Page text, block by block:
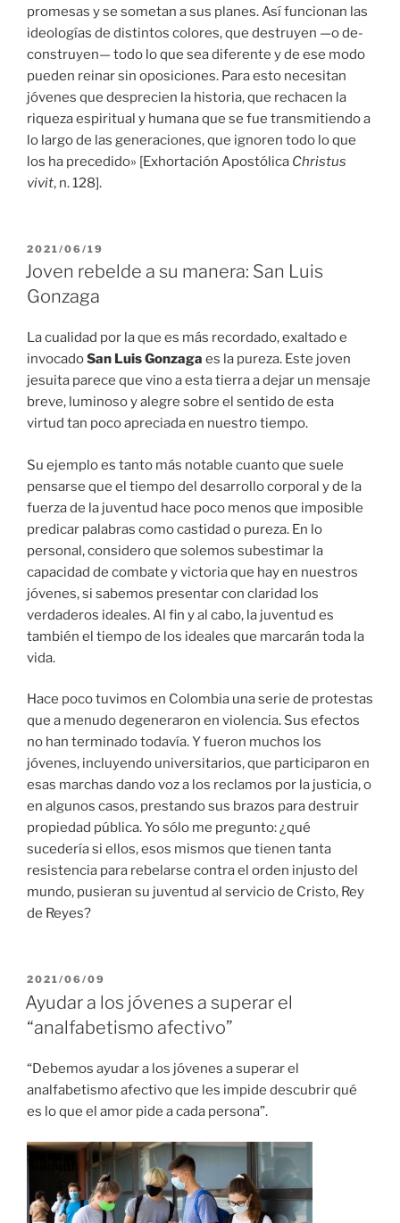
promesas y se sometan a sus planes. Así funcionan las
ideologías de distintos colores, que destruyen —o de-
construyen— todo lo que sea diferente y de ese modo
pueden reinar sin oposiciones. Para esto necesitan
jóvenes que desprecien la historia, que rechacen la
riqueza espiritual y humana que se fue transmitiendo a
lo largo de las generaciones, que ignoren todo lo que
los ha precedido» [Exhortación Apostólica Christus
vivit, n. 128].
PUBLICADO
EL
2021/06/19
Joven rebelde a su manera: San Luis
Gonzaga
La cualidad por la que es más recordado, exaltado e
invocadoSan Luis Gonzaga es la pureza. Este joven
jesuita parece que vino a esta tierra a dejar un mensaje
breve, luminoso y alegre sobre el sentido de esta
virtud tan poco apreciada en nuestro tiempo.
Su ejemplo es tanto más notable cuanto que suele
pensarse que el tiempo del desarrollo corporal y de la
fuerza de la juventud hace poco menos que imposible
predicar palabras como castidad o pureza. En lo
personal, considero que solemos subestimar la
capacidad de combate y victoria que hay en nuestros
jóvenes, si sabemos presentar con claridad los
verdaderos ideales. Al fin y al cabo, la juventud es
también el tiempo de los ideales que marcarán toda la
vida.
Hace poco tuvimos en Colombia una serie de protestas
que a menudo degeneraron en violencia. Sus efectos
no han terminado todavía. Y fueron muchos los
jóvenes, incluyendo universitarios, que participaron en
esas marchas dando voz a los reclamos por la justicia, o
en algunos casos, prestando sus brazos para destruir
propiedad pública. Yo sólo me pregunto: ¿qué
sucedería si ellos, esos mismos que tienen tanta
resistencia para rebelarse contra el orden injusto del
mundo, pusieran su juventud al servicio de Cristo, Rey
de Reyes?
PUBLICADO
EL
2021/06/09
Ayudar a los jóvenes a superar el
“analfabetismo afectivo”
“Debemos ayudar a los jóvenes a superar el
analfabetismo afectivo que les impide descubrir qué
es lo que el amor pide a cada persona”.